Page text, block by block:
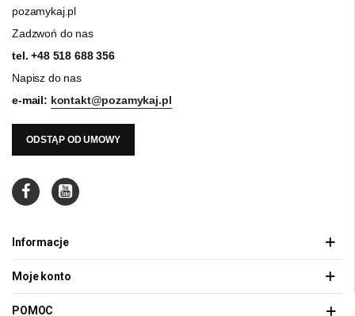
pozamykaj.pl
Zadzwoń do nas
tel.+48 518 688 356
Napisz do nas
e-mail: kontakt@pozamykaj.pl
ODSTĄP OD UMOWY
Informacje
Moje konto
POMOC